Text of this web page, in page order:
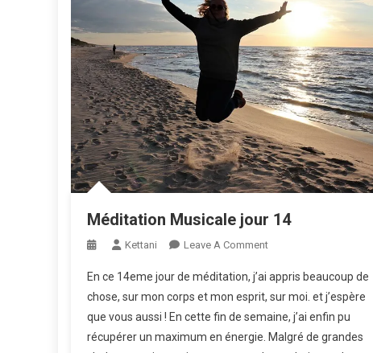
Méditation Musicale jour 14
Kettani Leave A CommentOn
Musicale
Jour
14
En ce 14eme jour de méditation, j’ai appris beaucoup de
chose, sur mon corps et mon esprit, sur moi. et j’espère
que vous aussi ! En cette fin de semaine, j’ai enfin pu
récupérer un maximum en énergie. Malgré de grandes